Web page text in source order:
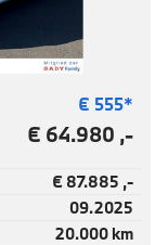
€ 555*
€ 64.980 ,-
€ 87.885 ,-
09.2025
20.000 km